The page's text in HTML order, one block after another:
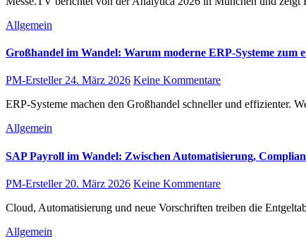
Allgemein
Großhandel im Wandel: Warum moderne ERP-Systeme zum
PM-Ersteller24. März 2026 Keine Kommentare
ERP-Systeme machen den Großhandel schneller und effizienter.
Allgemein
SAP Payroll im Wandel: Zwischen Automatisierung,
PM-Ersteller 20. März 2026 Keine Kommentare
Cloud, Automatisierung und neue Vorschriften treiben die
Allgemein